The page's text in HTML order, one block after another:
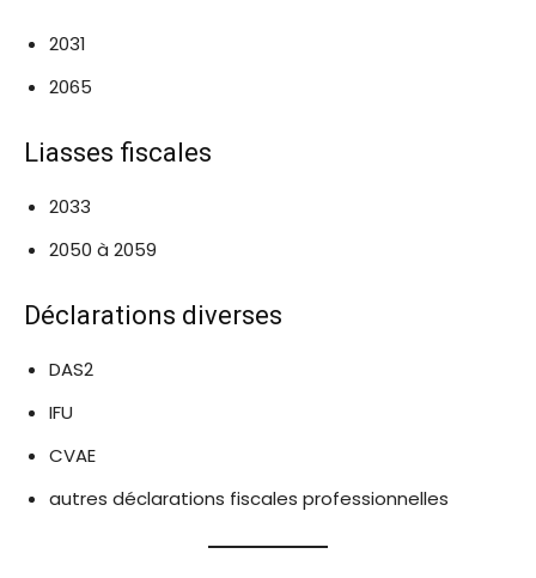
2031
2065
Liasses fiscales
2033
2050 à 2059
Déclarations diverses
DAS2
IFU
CVAE
autres déclarations fiscales professionnelles